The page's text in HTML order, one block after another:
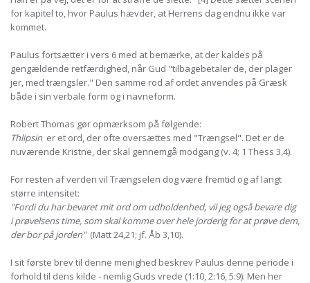
for kapitel to, hvor Paulus hævder, at Herrens dag endnu ikke var
kommet.
Paulus fortsætter i vers 6 med at bemærke, at der kaldes på
gengældende retfærdighed, når Gud "tilbagebetaler de, der plager
jer, med trængsler." Den samme rod af ordet anvendes på Græsk
både i sin verbale form og i navneform.
Robert Thomas gør opmærksom på følgende:
Thlipsin er et ord, der ofte oversættes med "Trængsel". Det er de
nuværende Kristne, der skal gennemgå modgang (v. 4; 1 Thess 3,4).
For resten af verden vil Trængselen dog være fremtid og af langt
større intensitet:
"Fordi du har bevaret mit ord om udholdenhed, vil jeg også bevare dig
i prøvelsens time, som skal komme over hele jorderig for at prøve dem,
der bor på jorden" (Matt 24,21; jf. Åb 3,10).
I sit første brev til denne menighed beskrev Paulus denne periode i
forhold til dens kilde - nemlig Guds vrede (1:10, 2:16, 5:9). Men her